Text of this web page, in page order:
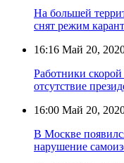
На большей
снят режим
16:16 Май 20,
Работники
отсутствие
16:00 Май 20,
В Москве
нарушение